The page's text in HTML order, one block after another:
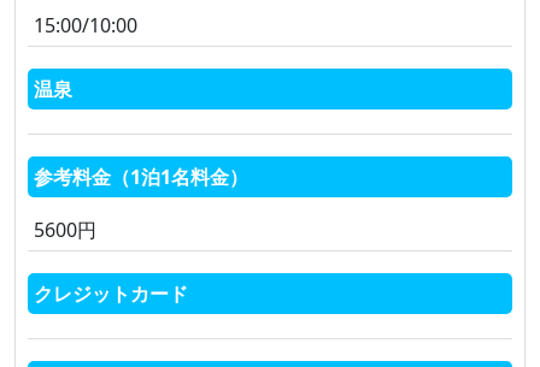
15:00/10:00
温泉
参考料金（1泊1名料金）
5600円
クレジットカード